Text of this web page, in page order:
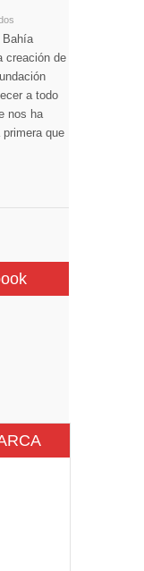
Bahía
creación de
a todo
nos ha
que